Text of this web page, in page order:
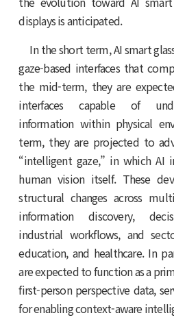
displays is anticipated.
In the short term, AI smart
gaze-based interfaces that
the mid-term, they are
interfaces capable of
information within physical
term, they are projected to
“intelligent gaze,” in which AI
human vision itself. These
structural changes across
information discovery,
industrial workflows, and
education, and healthcare. In
are expected to function as a
first-person perspective data,
for enabling context-aware